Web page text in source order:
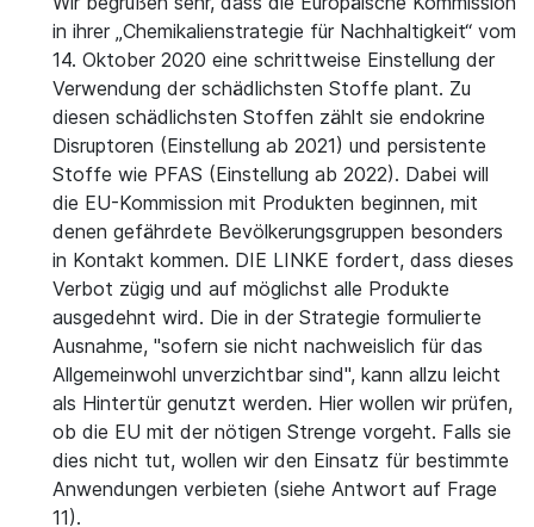
in ihrer „Chemikalienstrategie für Nachhaltigkeit“ vom
14. Oktober 2020 eine schrittweise Einstellung der
Verwendung der schädlichsten Stoffe plant. Zu
diesen schädlichsten Stoffen zählt sie endokrine
Disruptoren (Einstellung ab 2021) und persistente
Stoffe wie PFAS (Einstellung ab 2022). Dabei will
die EU-Kommission mit Produkten beginnen, mit
denen gefährdete Bevölkerungsgruppen besonders
in Kontakt kommen. DIE LINKE fordert, dass dieses
Verbot zügig und auf möglichst alle Produkte
ausgedehnt wird. Die in der Strategie formulierte
Ausnahme, "sofern sie nicht nachweislich für das
Allgemeinwohl unverzichtbar sind", kann allzu leicht
als Hintertür genutzt werden. Hier wollen wir prüfen,
ob die EU mit der nötigen Strenge vorgeht. Falls sie
dies nicht tut, wollen wir den Einsatz für bestimmte
Anwendungen verbieten (siehe Antwort auf Frage
11).